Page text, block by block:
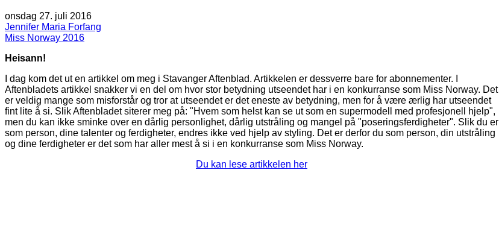
onsdag 27. juli 2016
Jennifer Maria Forfang
Miss Norway 2016
Heisann!
I dag kom det ut en artikkel om meg i Stavanger Aftenblad. Artikkelen er dessverre bare for abonnementer. I
Aftenbladets artikkel snakker vi en del om hvor stor betydning utseendet har i en konkurranse som Miss Norway. Det
er veldig mange som misforstår og tror at utseendet er det eneste av betydning, men for å være ærlig har utseendet
fint lite å si. Slik Aftenbladet siterer meg på: "Hvem som helst kan se ut som en supermodell med profesjonell hjelp",
men du kan ikke sminke over en dårlig personlighet, dårlig utstråling og mangel på "poseringsferdigheter". Slik du er
som person, dine talenter og ferdigheter, endres ikke ved hjelp av styling. Det er derfor du som person, din utstråling
og dine ferdigheter er det som har aller mest å si i en konkurranse som Miss Norway.
Du kan lese artikkelen her